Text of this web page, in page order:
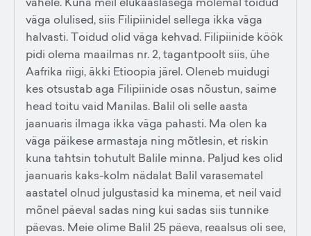
väga olulised, siis Filipiinidel sellega ikka väga
halvasti. Toidud olid väga kehvad. Filipiinide köök
pidi olema maailmas nr. 2, tagantpoolt siis, ühe
Aafrika riigi, äkki Etioopia järel. Oleneb muidugi
kes otsustab aga Filipiinide osas nõustun, saime
head toitu vaid Manilas. Balil oli selle aasta
jaanuaris ilmaga ikka väga pahasti. Ma olen ka
väga päikese armastaja ning mõtlesin, et riskin
kuna tahtsin tohutult Balile minna. Paljud kes olid
jaanuaris kaks-kolm nädalat Balil varasematel
aastatel olnud julgustasid ka minema, et neil vaid
mõnel päeval sadas ning kui sadas siis tunnike
päevas. Meie olime Balil 25 päeva, reaalsus oli see,